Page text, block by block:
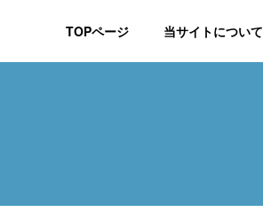
TOPページ 当サイトについて